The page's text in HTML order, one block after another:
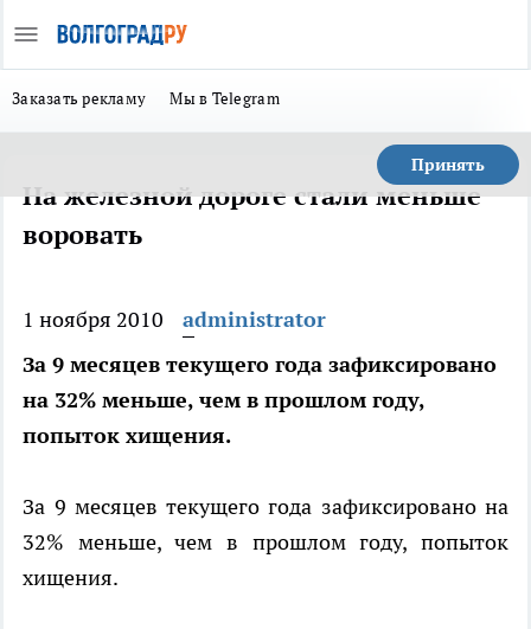
Заказать рекламу Мы в Telegram
Принять
На железной дороге стали меньше
воровать
1 ноября 2010
administrator
За 9 месяцев текущего года зафиксировано
на 32% меньше, чем в прошлом году,
попыток хищения.
За 9 месяцев текущего года зафиксировано на
32% меньше, чем в прошлом году, попыток
хищения.